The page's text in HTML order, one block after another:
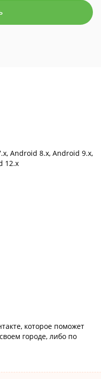
Android 8.x, Android 9.x,
12.x
которое поможет
городе, либо по